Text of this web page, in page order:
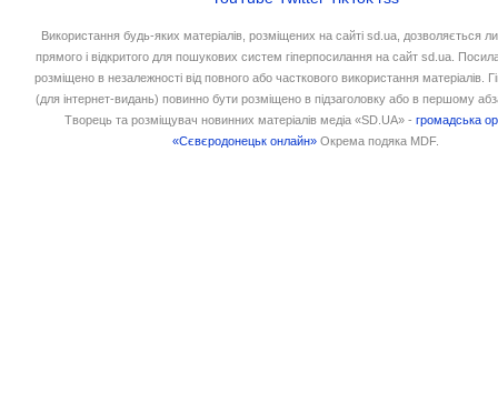
Використання будь-яких матеріалів, розміщених на сайті sd.ua, дозволяється
прямого і відкритого для пошукових систем гіперпосилання на сайт sd.ua.
розміщено в незалежності від повного або часткового використання матеріалів.
(для інтернет-видань) повинно бути розміщено в підзаголовку або в першому
Творець та розміщувач новинних матеріалів медіа «SD.UA» -громадська
«Сєвєродонецьк онлайн» Окрема подяка MDF.